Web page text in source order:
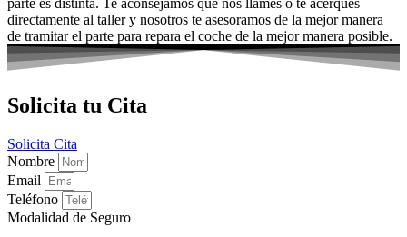
parte es distinta. Te aconsejamos que nos llames o te acerques
directamente al taller y nosotros te asesoramos de la mejor manera
de tramitar el parte para repara el coche de la mejor manera posible.
Solicita tu Cita
Solicita Cita
Nombre
Email
Teléfono
Modalidad de Seguro